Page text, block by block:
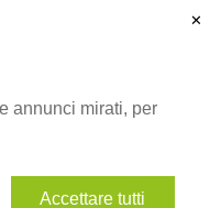
✕
annunci mirati, per
Accettare tutti